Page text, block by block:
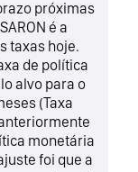
próximas
é a
taxas hoje.
de política
alvo para o
(Taxa
monetária
foi que a